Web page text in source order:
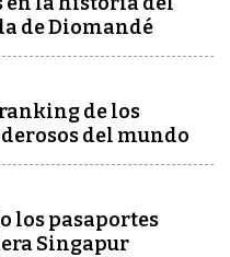
de Diomandé
de los
del mundo
los pasaportes
Singapur